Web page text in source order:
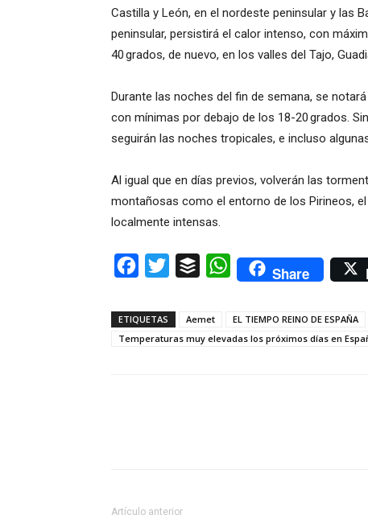
Castilla y León, en el nordeste peninsular y las
peninsular, persistirá el calor intenso, con
40 grados, de nuevo, en los valles del Tajo,
Durante las noches del fin de semana, se
con mínimas por debajo de los 18-20 grados.
seguirán las noches tropicales, e incluso
Al igual que en días previos, volverán las
montañosas como el entorno de los Pirineos,
localmente intensas.
Facebook
Twitter Buffer WhatsAppShare
ETIQUETAS Aemet EL TIEMPO REINO DE ESPAÑA
Temperaturas muy elevadas los próximos días en
Artículo anterior